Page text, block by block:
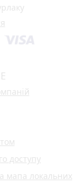
доступу
мапа локальних